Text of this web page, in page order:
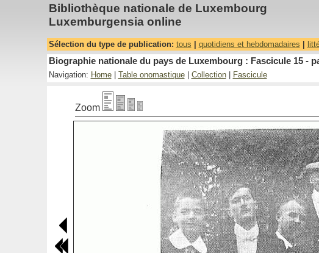
Bibliothèque nationale de Luxembourg
Luxemburgensia online
Sélection du type de publication: tous quotidiens et hebdomadaires
Biographie nationale du pays de Luxembourg : Fascicule 15 -
Navigation: Home| Table onomastique| Collection| Fascicule
Zoom